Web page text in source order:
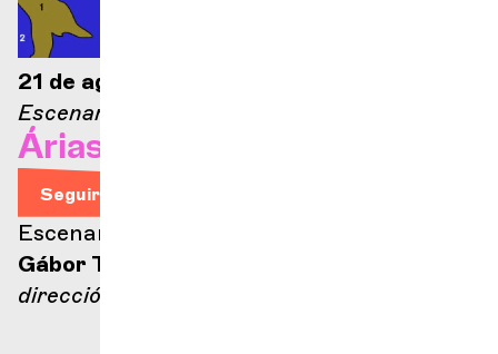
21 de agosto de 2026 — 21:00
Escenario Ella Fitzgerald
Árias de ópera
Seguir leyendo
Escenario Ella Fitzgerald
Gábor Takács-Nagy
dirección